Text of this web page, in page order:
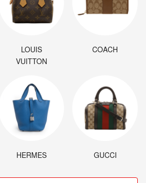
LOUIS
VUITTON
COACH
HERMES GUCCI